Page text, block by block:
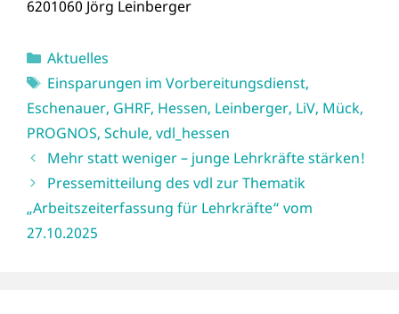
6201060 Jörg Leinberger
Kategorien
Aktuelles
Schlagwörter
Einsparungen im Vorbereitungsdienst,
Eschenauer, GHRF, Hessen, Leinberger, LiV, Mück,
PROGNOS, Schule, vdl_hessen
Mehr statt weniger – junge Lehrkräfte stärken!
Pressemitteilung des vdl zur Thematik
„Arbeitszeiterfassung für Lehrkräfte“ vom
27.10.2025